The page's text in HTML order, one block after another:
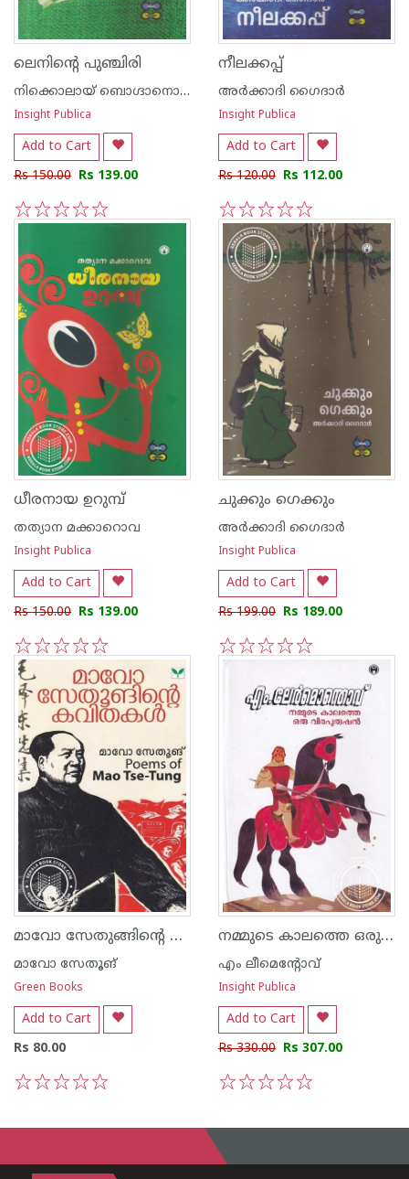
ലെനിന്റെ പുഞ്ചിരി
നിക്കൊലായ് ബൊഗ്ദാനൊവ്
Insight Publica
Add to Cart
Rs 150.00 Rs 139.00
5
4
3
2
1
നീലക്കപ്പ്
അര്‍ക്കാദി ഗൈദാര്‍
Insight Publica
Add to Cart
Rs 120.00 Rs 112.00
5
4
3
2
1
ധീരനായ ഉറുമ്പ്
തത്യാന മക്കാറൊവ
Insight Publica
Add to Cart
Rs 150.00 Rs 139.00
5
4
3
2
1
ചുക്കും ഗെക്കും
അര്‍ക്കാദി ഗൈദാര്‍
Insight Publica
Add to Cart
Rs 199.00 Rs 189.00
1
മാവോ സേതുങ്ങിന്റെ കവിതകൾ
മാവോ സേതൂങ്
Green Books
Add to Cart
Rs 80.00
നമ്മുടെ കാലത്തെ ഒരു വീരപുരുഷൻ
എം ലീമെന്റോവ്
Insight Publica
Add to Cart
Rs 330.00 Rs 307.00